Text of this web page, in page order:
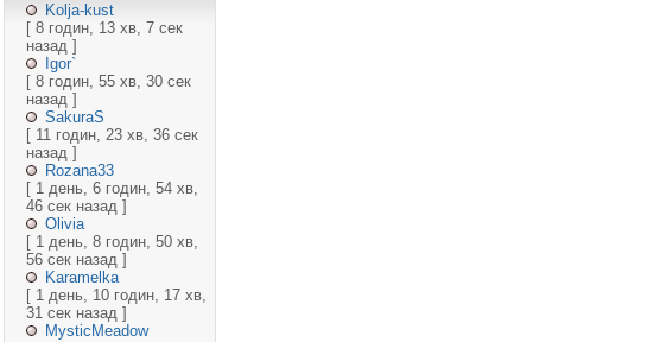
Kolja-kust
[ 8 годин, 13 хв, 7 сек
назад ]
Igor`
[ 8 годин, 55 хв, 30 сек
назад ]
SakuraS
[ 11 годин, 23 хв, 36 сек
назад ]
Rozana33
[ 1 день, 6 годин, 54 хв,
46 сек назад ]
Olivia
[ 1 день, 8 годин, 50 хв,
56 сек назад ]
Karamelka
[ 1 день, 10 годин, 17 хв,
31 сек назад ]
MysticMeadow